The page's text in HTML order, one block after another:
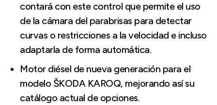
contará con este control que permite el uso
de la cámara del parabrisas para detectar
curvas o restricciones a la velocidad e incluso
adaptarla de forma automática.
Motor diésel de nueva generación para el
modelo ŠKODA KAROQ, mejorando así su
catálogo actual de opciones.